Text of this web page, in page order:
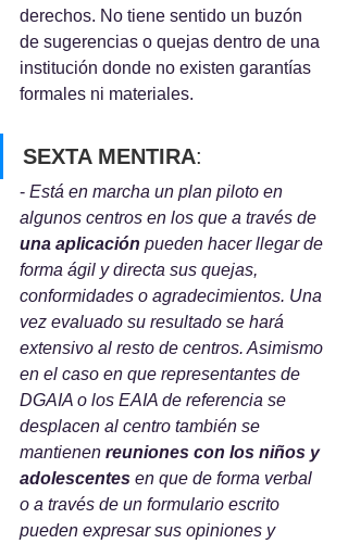
derechos. No tiene sentido un buzón
de sugerencias o quejas dentro de una
institución donde no existen garantías
formales ni materiales.
SEXTA MENTIRA:
- Está en marcha un plan piloto en
algunos centros en los que a través de
una aplicación pueden hacer llegar de
forma ágil y directa sus quejas,
conformidades o agradecimientos. Una
vez evaluado su resultado se hará
extensivo al resto de centros. Asimismo
en el caso en que representantes de
DGAIA o los EAIA de referencia se
desplacen al centro también se
mantienen reuniones con los niños y
adolescentes en que de forma verbal
o a través de un formulario escrito
pueden expresar sus opiniones y